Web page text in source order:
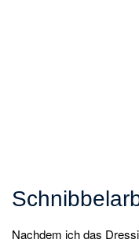
Nachdem ich das